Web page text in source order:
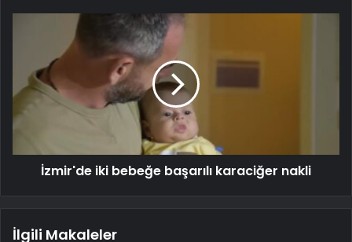
İzmir'de iki bebeğe başarılı karaciğer nakli
İlgili Makaleler